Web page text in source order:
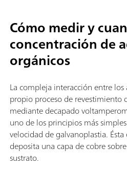
Cómo medir y
concentración de
orgánicos
La compleja interacción entre
propio proceso de revestimiento
mediante decapado
uno de los principios más
velocidad de galvanoplastia.
deposita una capa de cobre
sustrato.